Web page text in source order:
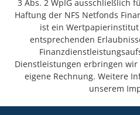
3 Abs. 2 WpIG ausschließlich
Haftung der NFS Netfonds
ist ein
entsprechenden
Dienstleistungen erbringen
eigene Rechnung. Weitere
unserem